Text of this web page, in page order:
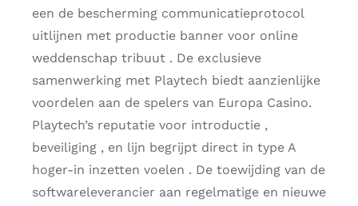
een de bescherming communicatieprotocol
uitlijnen met productie banner voor online
weddenschap tribuut . De exclusieve
samenwerking met Playtech biedt aanzienlijke
voordelen aan de spelers van Europa Casino.
Playtech’s reputatie voor introductie ,
beveiliging , en lijn begrijpt direct in type A
hoger-in inzetten voelen . De toewijding van de
softwareleverancier aan regelmatige en nieuwe